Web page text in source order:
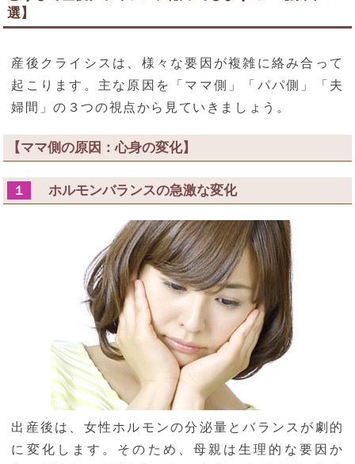
選】
産後クライシスは、様々な要因が複雑に絡み合って
起こります。主な原因を「ママ側」「パパ側」「夫
婦間」の３つの視点から見ていきましょう。
【ママ側の原因：心身の変化】
１ ホルモンバランスの急激な変化
出産後は、女性ホルモンの分泌量とバランスが劇的
に変化します。そのため、母親は生理的な要因か